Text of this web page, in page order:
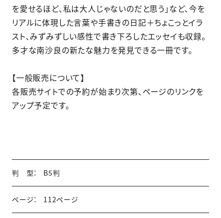
を愛せるほど、私は大人じゃないのだと思う」など、今を
リアルに体現した言葉や手書きの日記＋ちょこっとイラ
スト、みずみずしい感性で書き下ろしたエッセイも収録。
多才な南沙良の新たな魅力を発見できる一冊です。
【一般販売について】
各販売サイトでの予約が始まり次第、ページのリンクを
アップ予定です。
判 型： B5判
ページ： 112ページ